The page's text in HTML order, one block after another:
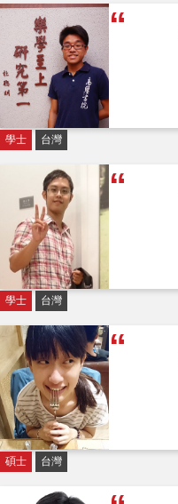
學士 台灣
學士 台灣
碩士 台灣